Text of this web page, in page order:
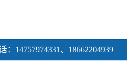
：14757974331、18662204939